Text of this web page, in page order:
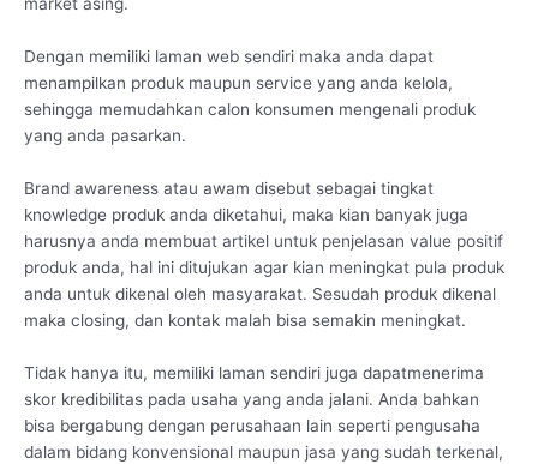
market asing.
Dengan memiliki laman web sendiri maka anda dapat
menampilkan produk maupun service yang anda kelola,
sehingga memudahkan calon konsumen mengenali produk
yang anda pasarkan.
Brand awareness atau awam disebut sebagai tingkat
knowledge produk anda diketahui, maka kian banyak juga
harusnya anda membuat artikel untuk penjelasan value positif
produk anda, hal ini ditujukan agar kian meningkat pula produk
anda untuk dikenal oleh masyarakat. Sesudah produk dikenal
maka closing, dan kontak malah bisa semakin meningkat.
Tidak hanya itu, memiliki laman sendiri juga dapatmenerima
skor kredibilitas pada usaha yang anda jalani. Anda bahkan
bisa bergabung dengan perusahaan lain seperti pengusaha
dalam bidang konvensional maupun jasa yang sudah terkenal,